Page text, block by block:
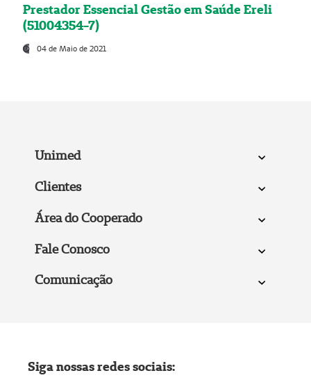
Prestador Essencial Gestão em Saúde Ereli
(51004354-7)
04 de Maio de 2021
Unimed
Clientes
Área do Cooperado
Fale Conosco
Comunicação
Siga nossas redes sociais: